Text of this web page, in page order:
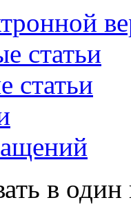
статьи
статьи
в